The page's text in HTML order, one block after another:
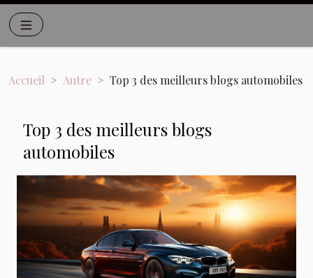
Accueil Autre Top 3 des meilleurs blogs automobiles
Top 3 des meilleurs blogs
automobiles